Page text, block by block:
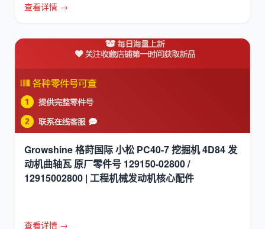
查看详情 →
Growshine 格莳国际 小松 PC40-7 挖掘机 4D84 发
动机曲轴瓦 原厂零件号 129150-02800 /
12915002800 | 工程机械发动机核心配件
查看详情 →